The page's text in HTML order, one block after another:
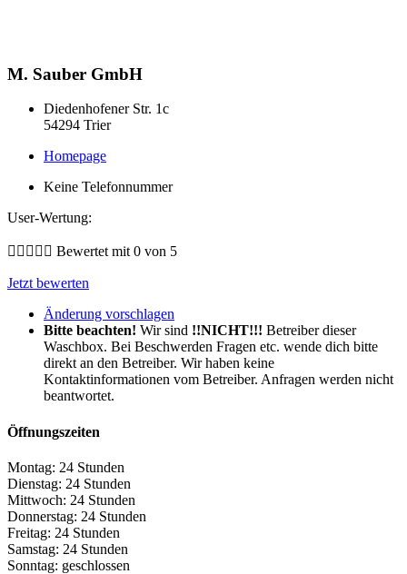
M. Sauber GmbH
Diedenhofener Str. 1c
54294 Trier
Homepage
Keine Telefonnummer
User-Wertung:
     Bewertet mit 0 von 5
Jetzt bewerten
Änderung vorschlagen
Bitte beachten! Wir sind !!NICHT!!! Betreiber dieser
Waschbox. Bei Beschwerden Fragen etc. wende dich bitte
direkt an den Betreiber. Wir haben keine
Kontaktinformationen vom Betreiber. Anfragen werden nicht
beantwortet.
Öffnungszeiten
Montag: 24 Stunden
Dienstag: 24 Stunden
Mittwoch: 24 Stunden
Donnerstag: 24 Stunden
Freitag: 24 Stunden
Samstag: 24 Stunden
Sonntag: geschlossen